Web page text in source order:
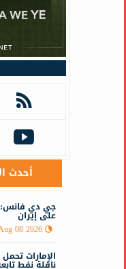
أحدث
جي دي فانس:
على إيران
08 2026
الإمارات
ناقلة نفط